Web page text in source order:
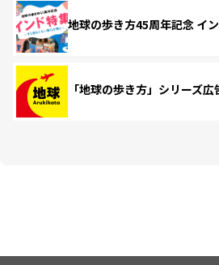
地球の歩き方45周年記念 イ
「地球の歩き方」シリーズ